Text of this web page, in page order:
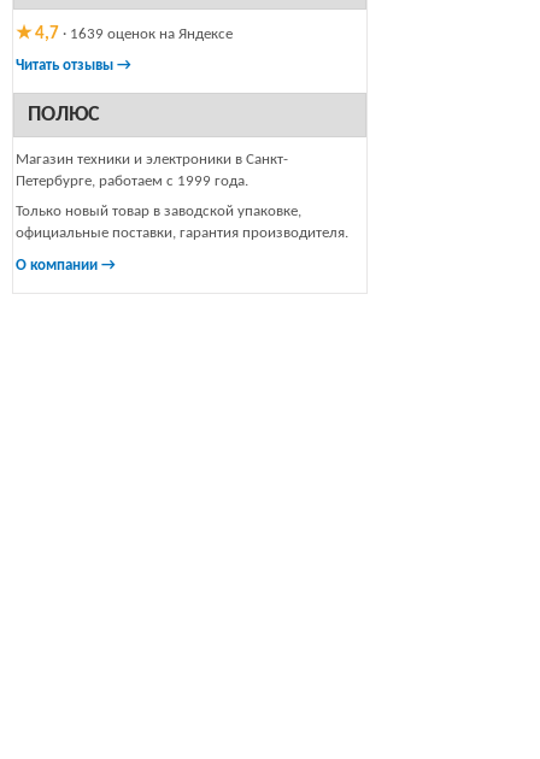
★ 4,7 · 1639 оценок на Яндексе
Читать отзывы →
ПОЛЮС
Магазин техники и электроники в Санкт-
Петербурге, работаем с 1999 года.
Только новый товар в заводской упаковке,
официальные поставки, гарантия производителя.
О компании →